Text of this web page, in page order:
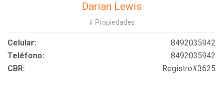
Darian Lewis
# Propiedades
Celular:
8492035942
Teléfono:
8492035942
CBR:
Registro#3625